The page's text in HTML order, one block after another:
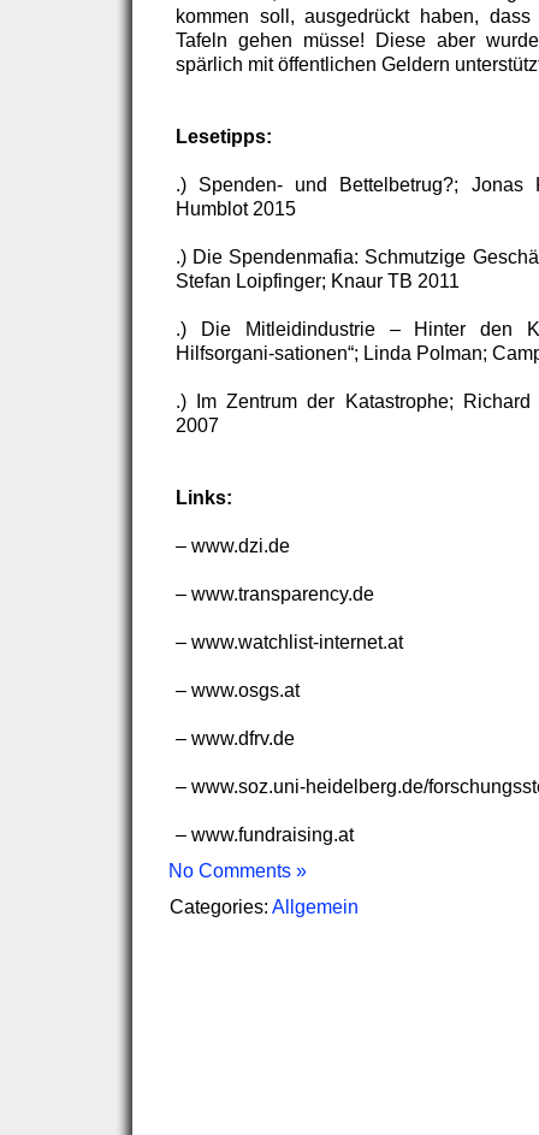
kommen soll, ausgedrückt haben,
Tafeln gehen müsse! Diese aber
spärlich mit öffentlichen Geldern
Lesetipps:
.) Spenden- und Bettelbetrug?; Jonas
Humblot 2015
.) Die Spendenmafia: Schmutzige
Stefan Loipfinger; Knaur TB 2011
.) Die Mitleidindustrie – Hinter den
Hilfsorgani-sationen“; Linda Polman;
.) Im Zentrum der Katastrophe;
2007
Links:
– www.dzi.de
– www.transparency.de
– www.watchlist-internet.at
– www.osgs.at
– www.dfrv.de
– www.soz.uni-heidelberg.de/
– www.fundraising.at
No Comments »
Categories: Allgemein